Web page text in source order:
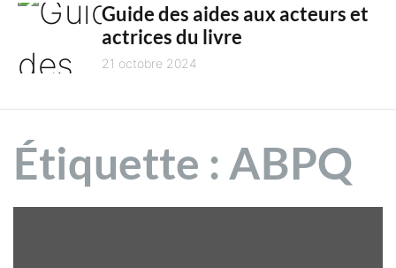
Guide des aides aux acteurs et
actrices du livre
21 octobre 2024
Étiquette : ABPQ